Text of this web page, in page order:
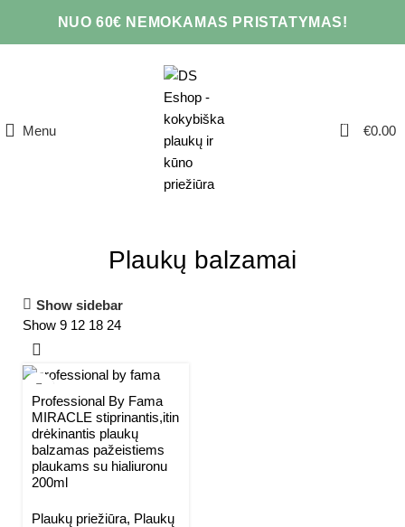
NUO 60€ NEMOKAMAS PRISTATYMAS!
Menu 0 €0.00
Plaukų balzamai
Show sidebar
Show 9 12 18 24
Professional By Fama
MIRACLE stiprinantis,itin
drėkinantis plaukų
balzamas pažeistiems
plaukams su hialiuronu
200ml
Plaukų priežiūra, Plaukų